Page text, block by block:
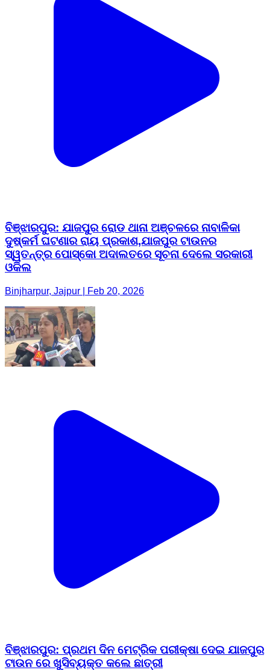
ବିଞ୍ଝାରପୁର: ଯାଜପୁର ରୋଡ ଥାନା ଅଞ୍ଚଳରେ ନାବାଳିକା
ଦୁଷ୍କର୍ମ ଘଟଣାର ରାୟ ପ୍ରକାଶ,ଯାଜପୁର ଟାଉନର
ସ୍ୱତନ୍ତ୍ର ପୋସ୍କୋ ଅଦାଲତରେ ସୂଚନା ଦେଲେ ସରକାରୀ
ଓକିଲ
Binjharpur, Jajpur | Feb 20, 2026
ବିଞ୍ଝାରପୁର: ପ୍ରଥମ ଦିନ ମେଟ୍ରିକ ପରୀକ୍ଷା ଦେଇ ଯାଜପୁର
ଟାଉନ ରେ ଖୁସିବ୍ୟକ୍ତ କଲେ ଛାତ୍ରୀ